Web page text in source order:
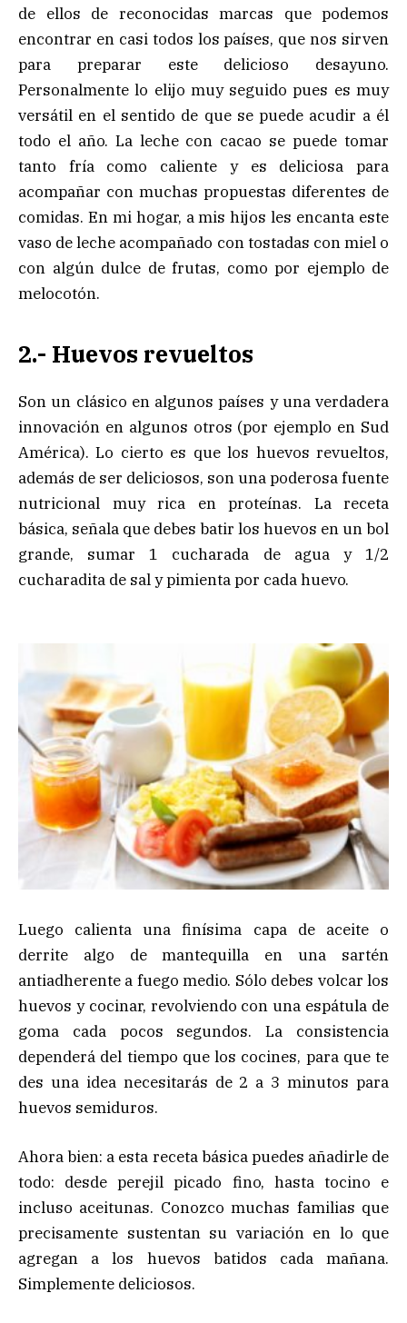
de ellos de reconocidas marcas que podemos
encontrar en casi todos los países, que nos sirven
para preparar este delicioso desayuno.
Personalmente lo elijo muy seguido pues es muy
versátil en el sentido de que se puede acudir a él
todo el año. La leche con cacao se puede tomar
tanto fría como caliente y es deliciosa para
acompañar con muchas propuestas diferentes de
comidas. En mi hogar, a mis hijos les encanta este
vaso de leche acompañado con tostadas con miel o
con algún dulce de frutas, como por ejemplo de
melocotón.
2.- Huevos revueltos
Son un clásico en algunos países y una verdadera
innovación en algunos otros (por ejemplo en Sud
América). Lo cierto es que los huevos revueltos,
además de ser deliciosos, son una poderosa fuente
nutricional muy rica en proteínas. La receta
básica, señala que debes batir los huevos en un bol
grande, sumar 1 cucharada de agua y 1/2
cucharadita de sal y pimienta por cada huevo.
Luego calienta una finísima capa de aceite o
derrite algo de mantequilla en una sartén
antiadherente a fuego medio. Sólo debes volcar los
huevos y cocinar, revolviendo con una espátula de
goma cada pocos segundos. La consistencia
dependerá del tiempo que los cocines, para que te
des una idea necesitarás de 2 a 3 minutos para
huevos semiduros.
Ahora bien: a esta receta básica puedes añadirle de
todo: desde perejil picado fino, hasta tocino e
incluso aceitunas. Conozco muchas familias que
precisamente sustentan su variación en lo que
agregan a los huevos batidos cada mañana.
Simplemente deliciosos.